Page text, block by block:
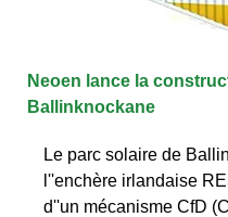
Neoen lance la
Ballinknockane
Le parc solaire de
l''enchère irlandaise
d''un mécanisme CfD